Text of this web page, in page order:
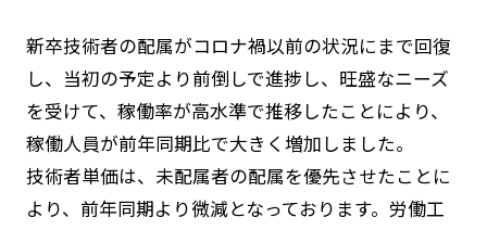
新卒技術者の配属がコロナ禍以前の状況にまで回復
し、当初の予定より前倒しで進捗し、旺盛なニーズ
を受けて、稼働率が高水準で推移したことにより、
稼働人員が前年同期比で大きく増加しました。
技術者単価は、未配属者の配属を優先させたことに
より、前年同期より微減となっております。労働工